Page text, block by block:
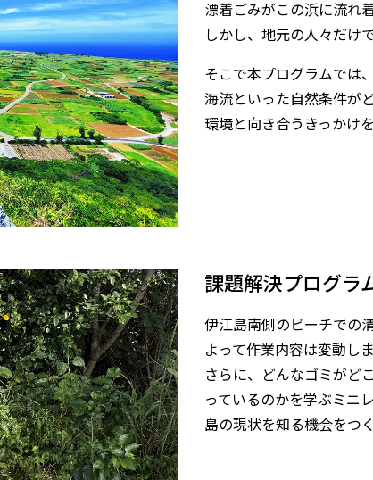
漂着ごみがこの浜に流れ着
しかし、地元の人々だけ
そこで本プログラムでは
海流といった自然条件が
環境と向き合うきっかけを
課題解決プログラ
伊江島南側のビーチでの
よって作業内容は変動
さらに、どんなゴミがど
っているのかを学ぶミニ
島の現状を知る機会をつく